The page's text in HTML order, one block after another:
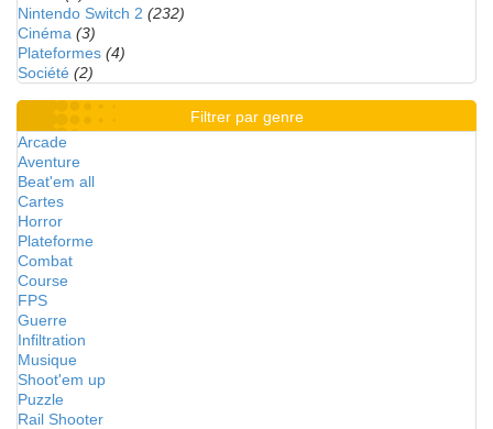
Nintendo Switch 2 (232)
Cinéma (3)
Plateformes (4)
Société (2)
Filtrer par genre
Arcade
Aventure
Beat'em all
Cartes
Horror
Plateforme
Combat
Course
FPS
Guerre
Infiltration
Musique
Shoot'em up
Puzzle
Rail Shooter